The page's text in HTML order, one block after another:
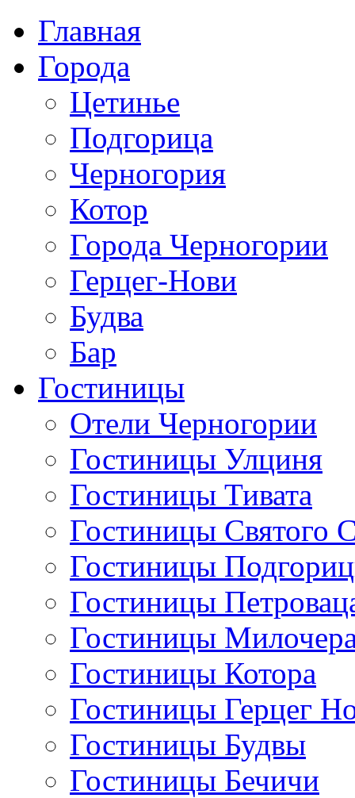
Главная
Города
Цетинье
Подгорица
Черногория
Котор
Города Черногории
Герцег-Нови
Будва
Бар
Гостиницы
Отели Черногории
Гостиницы Улциня
Гостиницы Тивата
Гостиницы Святого
Гостиницы
Гостиницы
Гостиницы
Гостиницы Котора
Гостиницы Герцег
Гостиницы Будвы
Гостиницы Бечичи